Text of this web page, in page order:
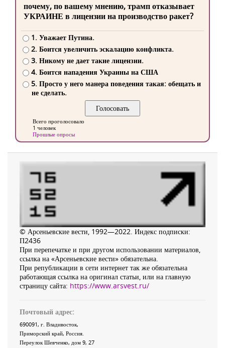
почему, по вашему мнению, трамп отказывает
УКРАИНЕ в лицензии на производство ракет?
1. Уважает Путина.
2. Боится увеличить эскалацию конфликта.
3. Никому не дает такие лицензии.
4. Боится нападения Украины на США
5. Просто у него манера поведения такая: обещать и
не сделать.
Всего проголосовало
1 человек
Прошлые опросы
© Арсеньевские вести, 1992—2022. Индекс подписки:
П2436
При перепечатке и при другом использовании материалов,
ссылка на «Арсеньевские вести» обязательна.
При републикации в сети интернет так же обязательна
работающая ссылка на оригинал статьи, или на главную
страницу сайта: https://www.arsvest.ru/
Почтовый адрес:
690091, г. Владивосток,
Приморский край, Россия
Переулок Шевченко, дом 9, 27